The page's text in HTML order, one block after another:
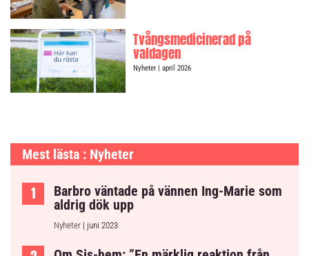
Tvångsmedicinerad på
valdagen
Nyheter| april 2026
Mest lästa : Nyheter
Barbro väntade på vännen Ing-Marie som
aldrig dök upp
Nyheter | juni 2023